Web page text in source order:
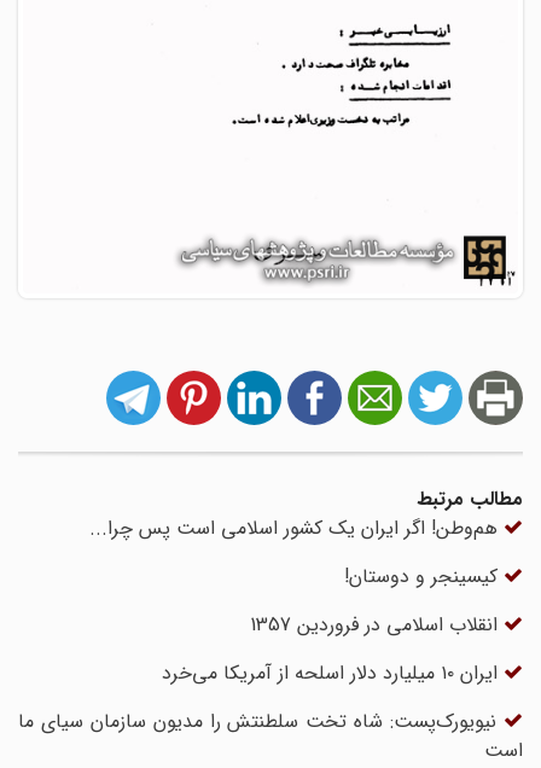
مطالب مرتبط
هم‌وطن! اگر ایران یک کشور اسلامی است پس چرا...
کیسینجر و دوستان!
انقلاب اسلامی در فروردین 1357
ایران ۱۰ میلیارد دلار اسلحه از آمریکا می‌خرد
نیویورک‌پست: شاه تخت سلطنتش را مدیون سازمان سیای ما
است